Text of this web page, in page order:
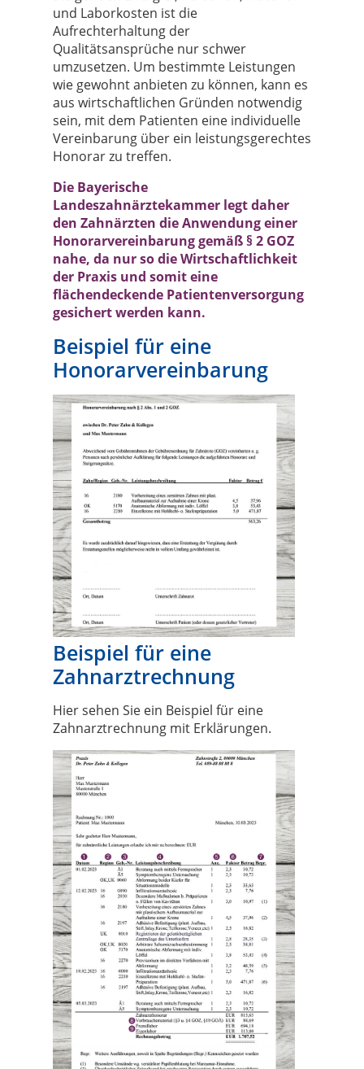
und Laborkosten ist die
Aufrechterhaltung der
Qualitätsansprüche nur schwer
umzusetzen. Um bestimmte Leistungen
wie gewohnt anbieten zu können, kann es
aus wirtschaftlichen Gründen notwendig
sein, mit dem Patienten eine individuelle
Vereinbarung über ein leistungsgerechtes
Honorar zu treffen.
Die Bayerische
Landeszahnärztekammer legt daher
den Zahnärzten die Anwendung einer
Honorarvereinbarung gemäß § 2 GOZ
nahe, da nur so die Wirtschaftlichkeit
der Praxis und somit eine
flächendeckende Patientenversorgung
gesichert werden kann.
Beispiel für eine
Honorarvereinbarung
Beispiel für eine
Zahnarztrechnung
Hier sehen Sie ein Beispiel für eine
Zahnarztrechnung mit Erklärungen.